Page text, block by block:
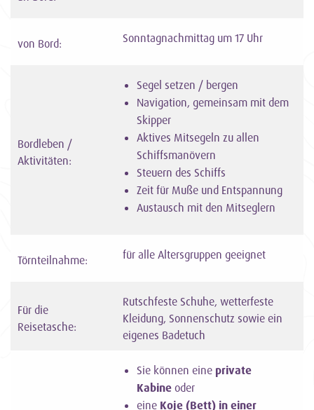
von Bord: Sonntagnachmittag um 17 Uhr
Bordleben /
Aktivitäten:
Segel setzen / bergen
Navigation, gemeinsam mit dem
Skipper
Aktives Mitsegeln zu allen
Schiffsmanövern
Steuern des Schiffs
Zeit für Muße und Entspannung
Austausch mit den Mitseglern
Törnteilnahme: für alle Altersgruppen geeignet
Für die
Reisetasche:
Rutschfeste Schuhe, wetterfeste
Kleidung, Sonnenschutz sowie ein
eigenes Badetuch
Sie können eine private
Kabine oder
eine Koje (Bett) in einer